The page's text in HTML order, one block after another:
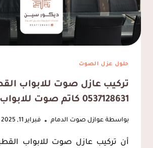
حلول عزل الصوت
تركيب عازل صوت للابواب
0537128631 كاتم صوت للابواب بالقطيف
بواسطة عوازل صوت الدمام فبراير 11, 2025
أن تركيب عازل صوت للابواب